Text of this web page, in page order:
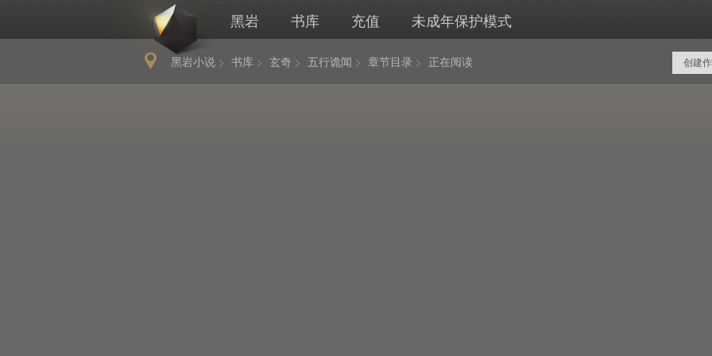
黑岩 书库 充值 未成年保护模式
黑岩小说 书库 玄奇 五行诡闻 章节目录 正在阅读 创建